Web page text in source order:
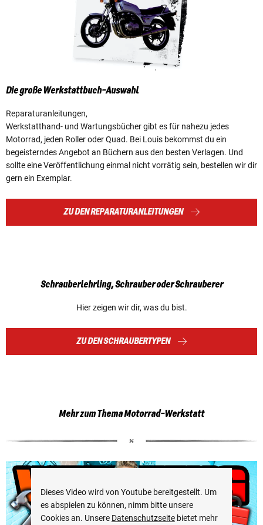
Die große Werkstattbuch-Auswahl
Reparaturanleitungen,
Werkstatthand- und Wartungsbücher gibt es für nahezu jedes
Motorrad, jeden Roller oder Quad. Bei Louis bekommst du ein
begeisterndes Angebot an Büchern aus den besten Verlagen. Und
sollte eine Veröffentlichung einmal nicht vorrätig sein, bestellen wir dir
gern ein Exemplar.
ZU DEN REPARATURANLEITUNGEN
Schrauberlehrling, Schrauber oder Schrauberer
Hier zeigen wir dir, was du bist.
ZU DEN SCHRAUBERTYPEN
Mehr zum Thema Motorrad-Werkstatt
Dieses Video wird von Youtube bereitgestellt. Um
es abspielen zu können, nimm bitte unsere
Cookies an. Unsere Datenschutzseitebietet mehr